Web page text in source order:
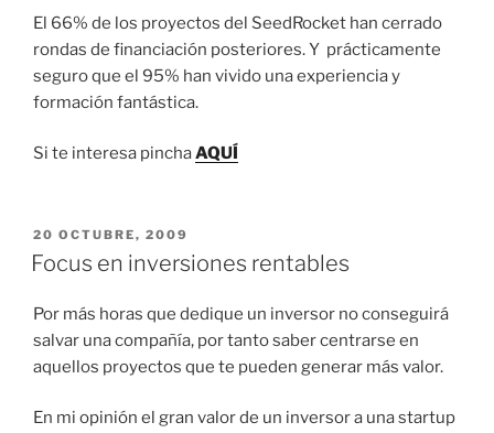
El 66% de los proyectos del SeedRocket han cerrado
rondas de financiación posteriores. Y prácticamente
seguro que el 95% han vivido una experiencia y
formación fantástica.
Si te interesa pinchaAQUÍ
PUBLICADO
EL
20 OCTUBRE, 2009
Focus en inversiones rentables
Por más horas que dedique un inversor no conseguirá
salvar una compañía, por tanto saber centrarse en
aquellos proyectos que te pueden generar más valor.
En mi opinión el gran valor de un inversor a una startup